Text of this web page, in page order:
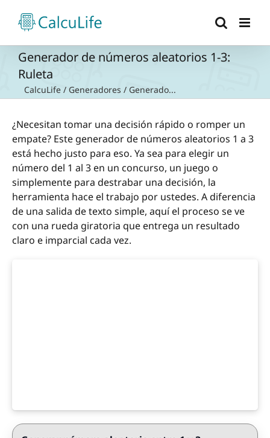
contenido
Generador de números aleatorios 1-3:
Ruleta
CalcuLife / Generadores / Generado...
¿Necesitan tomar una decisión rápido o romper un
empate? Este generador de números aleatorios 1 a 3
está hecho justo para eso. Ya sea para elegir un
número del 1 al 3 en un concurso, un juego o
simplemente para destrabar una decisión, la
herramienta hace el trabajo por ustedes. A diferencia
de una salida de texto simple, aquí el proceso se ve
con una rueda giratoria que entrega un resultado
claro e imparcial cada vez.